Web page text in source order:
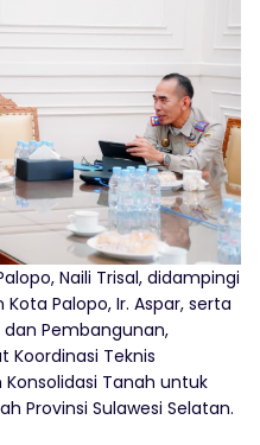
Naili Trisal, didampingi
Palopo, Ir. Aspar, serta
Pembangunan,
Koordinasi Teknis
Tanah untuk
Provinsi Sulawesi Selatan.